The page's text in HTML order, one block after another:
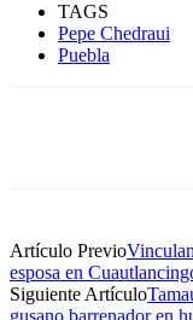
TAGS
Pepe Chedraui
Puebla
Artículo Previo
esposa en
Siguiente Artículo
gusano barrenador en